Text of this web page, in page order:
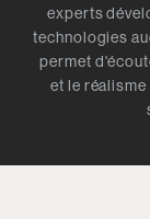
experts
technologies
permet
et le